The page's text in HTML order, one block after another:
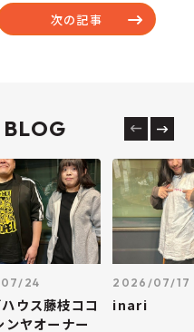
次の記事
24
ウス藤枝ココ
ンヤオーナー
2026/07/17
inari